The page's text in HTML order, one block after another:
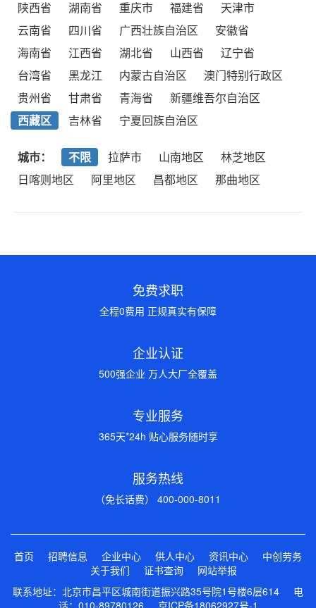
陕西省
湖南省 重庆市 福建省
天津市
云南省
四川省 广西壮族自治区
安徽省
海南省
江西省 湖北省 山西省
辽宁省
台湾省
黑龙江 内蒙古自治区
澳门特别行政区
贵州省
甘肃省 青海省
新疆维吾尔自治区
西藏区
吉林省 宁夏回族自治区
城市： 不限 拉萨市 山南地区
林芝地区
日喀则地区
阿里地区 昌都地区 那曲地区
免费求职
全程0费用 正规真实有保障
企业认证
500强企业 万人大厂全覆盖
专业服务
365天*24h 贴心服务随时享
服务热线
（免长话费） 400-000-8011
首页 招聘信息 企业中心 供人中心 资讯中心
中创劳务
关于我们
证书查询
网站举报
联系地址：北京市昌平区城南街道振兴路35号院1号楼6层614 电
话：010-89780126 京ICP备18062927号-1